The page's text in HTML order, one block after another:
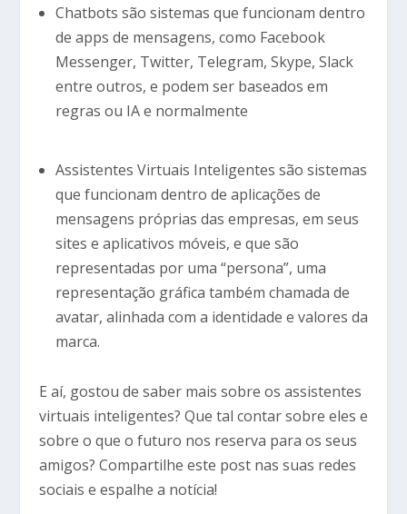
Chatbots são sistemas que funcionam dentro
de apps de mensagens, como Facebook
Messenger, Twitter, Telegram, Skype, Slack
entre outros, e podem ser baseados em
regras ou IA e normalmente
Assistentes Virtuais Inteligentes são sistemas
que funcionam dentro de aplicações de
mensagens próprias das empresas, em seus
sites e aplicativos móveis, e que são
representadas por uma “persona”, uma
representação gráfica também chamada de
avatar, alinhada com a identidade e valores da
marca.
E aí, gostou de saber mais sobre os assistentes
virtuais inteligentes? Que tal contar sobre eles e
sobre o que o futuro nos reserva para os seus
amigos? Compartilhe este post nas suas redes
sociais e espalhe a notícia!